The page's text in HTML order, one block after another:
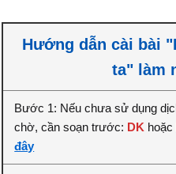
Hướng dẫn cài bài
ta" làm
Bước 1: Nếu chưa sử dụng
chờ, cần soạn trước: DK hoặc
đây